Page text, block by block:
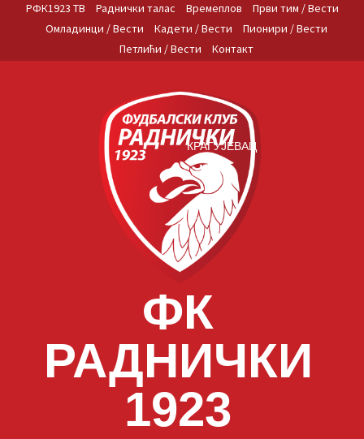
РФК1923 ТВ Раднички талас Времеплов
Први тим / Вести
Омладинци / Вести
Кадети / Вести
Пионири / Вести
Петлићи / Вести
Контакт
ФК
РАДНИЧКИ
1923
КРАГУЈЕВАЦ